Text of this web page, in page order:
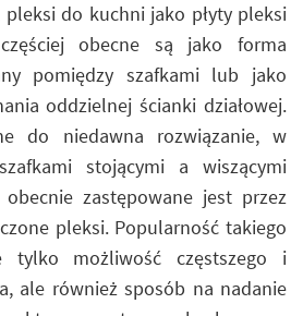
pleksi do kuchni jako płyty pleksi
obecne są jako forma
pomiędzy szafkami lub jako
oddzielnej ścianki działowej.
do niedawna rozwiązanie, w
stojącymi a wiszącymi
obecnie zastępowane jest przez
pleksi. Popularność takiego
tylko możliwość częstszego i
ale również sposób na nadanie